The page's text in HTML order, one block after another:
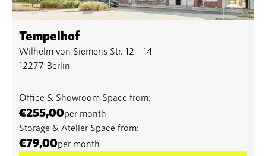
Tempelhof
Wilhelm von Siemens Str. 12 – 14
12277 Berlin
Office & Showroom Space from:
€255,00per month
Storage & Atelier Space from:
€79,00per month